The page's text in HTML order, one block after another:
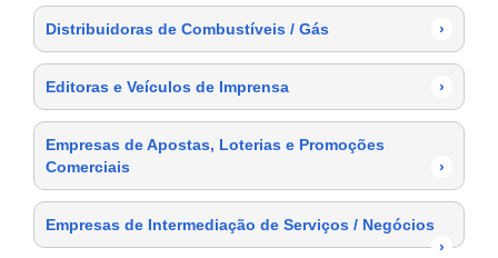
Distribuidoras de Combustíveis / Gás ›
Editoras e Veículos de Imprensa ›
Empresas de Apostas, Loterias e Promoções
Comerciais
›
Empresas de Intermediação de Serviços / Negócios
›